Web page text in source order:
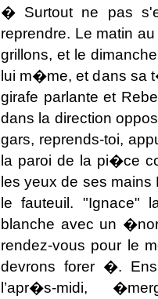
� Surtout ne pas
reprendre. Le matin
grillons, et le
lui m�me, et dans sa
girafe parlante et
dans la direction
gars, reprends-toi,
la paroi de la pi�ce
les yeux de ses
le fauteuil. "Ignace"
blanche avec un
rendez-vous pour le
devrons forer �.
l’apr�s-midi,